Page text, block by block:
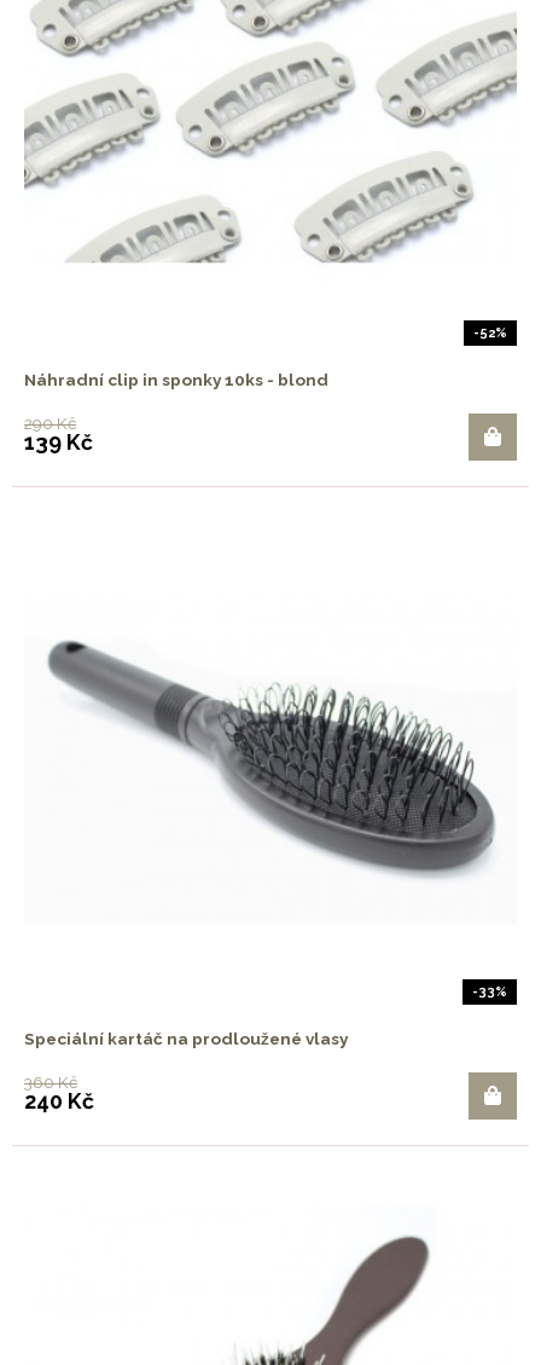
-52%
Náhradní clip in sponky 10ks - blond
290 Kč
139 Kč
-33%
Speciální kartáč na prodloužené vlasy
360 Kč
240 Kč